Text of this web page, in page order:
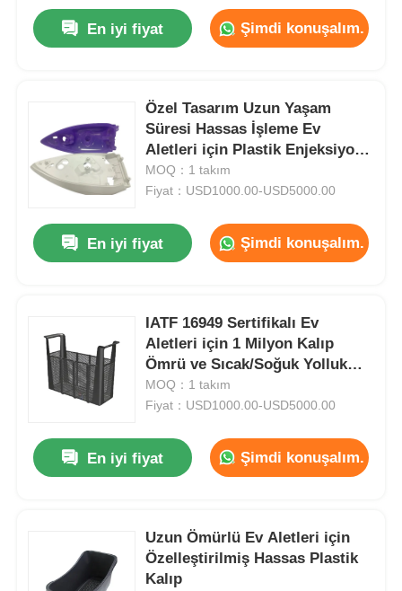
En iyi fiyat Şimdi konuşalım.
Özel Tasarım Uzun Yaşam
Süresi Hassas İşleme Ev
Aletleri için Plastik Enjeksiyon
Kalıpları
MOQ：1 takım
Fiyat：USD1000.00-USD5000.00
En iyi fiyat Şimdi konuşalım.
IATF 16949 Sertifikalı Ev
Aletleri için 1 Milyon Kalıp
Ömrü ve Sıcak/Soğuk Yolluk
Sistemli Plastik Enjeksiyon
Kalıbı
MOQ：1 takım
Fiyat：USD1000.00-USD5000.00
En iyi fiyat Şimdi konuşalım.
Uzun Ömürlü Ev Aletleri için
Özelleştirilmiş Hassas Plastik
Kalıp